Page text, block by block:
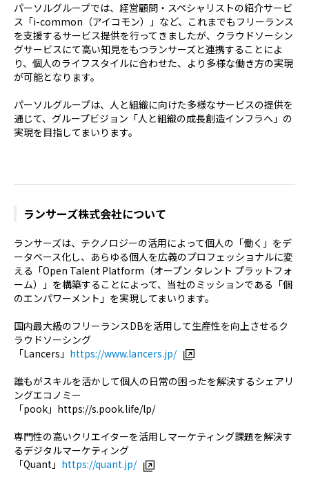
パーソルグループでは、経営顧問・スペシャリストの紹介サービ
ス「i-common（アイコモン）」など、これまでもフリーランス
を支援するサービス提供を行ってきましたが、クラウドソーシン
グサービスにて高い知見をもつランサーズと連携することによ
り、個人のライフスタイルに合わせた、より多様な働き方の実現
が可能となります。
パーソルグループは、人と組織に向けた多様なサービスの提供を
通じて、グループビジョン「人と組織の成長創造インフラへ」の
実現を目指してまいります。
ランサーズ株式会社について
ランサーズは、テクノロジーの活用によって個人の「働く」をデ
ータベース化し、あらゆる個人を広義のプロフェッショナルに変
える「Open Talent Platform（オープン タレント プラットフォ
ーム）」を構築することによって、当社のミッションである「個
のエンパワーメント」を実現してまいります。
国内最大級のフリーランスDBを活用して生産性を向上させるク
ラウドソーシング
「Lancers」 https://www.lancers.jp/
誰もがスキルを活かして個人の日常の困ったを解決するシェアリ
ングエコノミー
「pook」https://s.pook.life/lp/
専門性の高いクリエイターを活用しマーケティング課題を解決す
るデジタルマーケティング
「Quant」 https://quant.jp/